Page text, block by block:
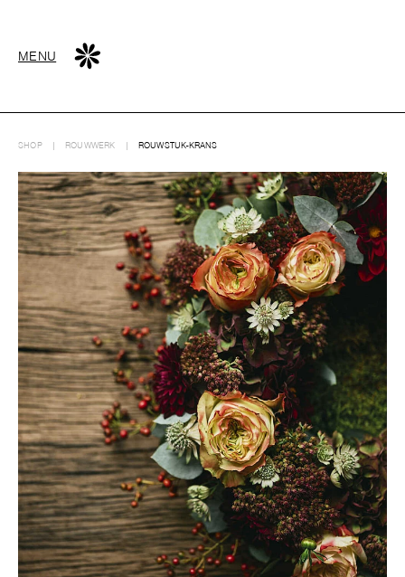
MENU
SHOP | ROUWWERK | ROUWSTUK-KRANS